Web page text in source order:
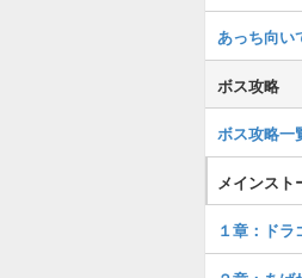
あっち向い
ボス攻略
ボス攻略一
メインスト
１章：ドラ